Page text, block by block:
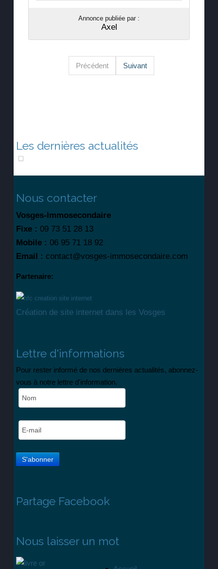
Annonce publiée par :
Axel
Précédent Suivant
Les dernières actualités
Nous contacter
Vosges-Immosecondaire
Fixe : 09 73 51 28 13
Mobile : 06 95 71 18 92
Email : contact@vosges-immosecondaire.com
Partenaire:
Création de site internet dans les Vosges
Lettre d'informations
Pour rester informé de nos dernières actualités, abonnez-
vous à notre lettre d'information.
Partage Facebook
Nous laisser un mot